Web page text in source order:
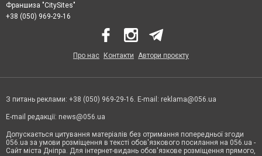
Франшиза "CitySites"
+38 (050) 969-29-16
Про нас Контакти Автори проєкту
З питань реклами: +38 (050) 969-29-16. E-mail: reklama@056.ua
E-mail редакції: news@056.ua
Допускається цитування матеріалів без отримання попередньої згоди
056.ua за умови розміщення в тексті обов'язкового посилання на 056.ua -
Сайт міста Дніпра. Для інтернет-видань обов'язкове розміщення прямого,